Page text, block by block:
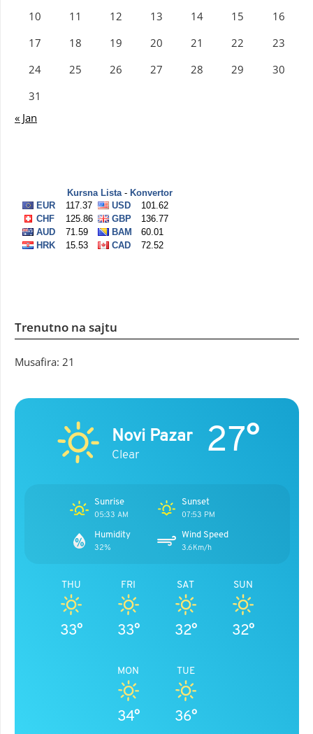
10
11 12 13 14 15
16
17
18 19 20 21 22
23
24
25 26 27 28 29
30
31
« Jan
Trenutno na sajtu
Musafira: 21
Novi Pazar
Clear 27°
Sunrise
05:33 AM
Sunset
07:53 PM
Humidity
32%
Wind Speed
3.6Km/h
THU
33°
FRI
33°
SAT
32°
SUN
32°
MON
34°
TUE
36°